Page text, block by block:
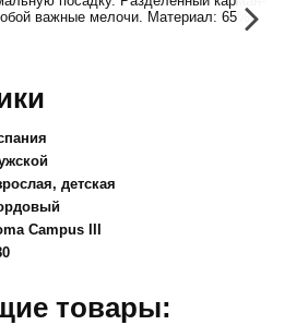
важные мелочи. Материал: 65%
детская
Campus III
товары: